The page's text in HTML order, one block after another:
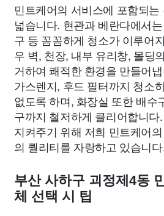
민트케어의 서비스에 포함되
넓습니다. 현관과 베란다에서
구 등 꼼꼼하게 청소가 이루어
우 벽, 천장, 내부 유리창, 몰딩
거하여 쾌적한 환경을 만들어
가스렌지, 후드 필터까지 청소
없도록 하며, 화장실 또한 배수
구까지 철저하게 클리어합니
지켜주기 위해 저희 민트케어
의 퀄리티를 자랑하고 있습니
부산 사하구 괴정제4동
체 선택 시 팁